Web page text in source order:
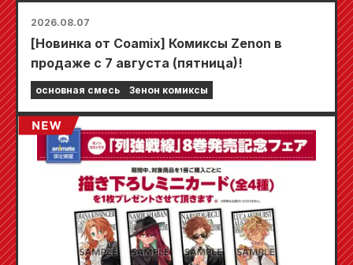
2026.08.07
[Новинка от Coamix] Комиксы Zenon в
продаже с 7 августа (пятница)!
основная смесь Зенон комиксы